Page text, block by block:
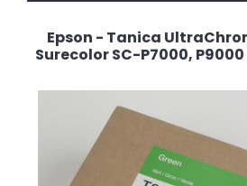
Epson - Tanica
Surecolor SC-P7000,